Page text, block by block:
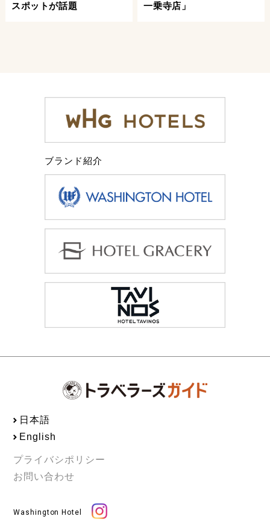
スポットが話題
一乗寺店」
ブランド紹介
日本語
English
プライバシポリシー
お問い合わせ
Washington Hotel